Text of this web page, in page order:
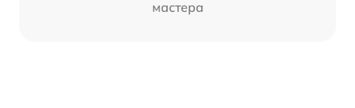
мастера